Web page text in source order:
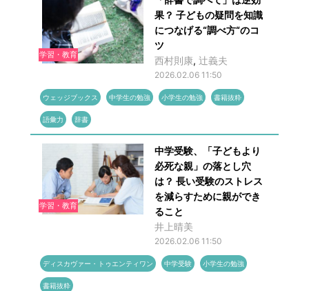
学習・教育
果？ 子どもの疑問を知識
につなげる“調べ方“のコ
ツ
西村則康, 辻󠄀義夫
2026.02.06 11:50
ウェッジブックス 中学生の勉強 小学生の勉強 書籍抜粋
語彙力 辞書
学習・教育
中学受験、「子どもより
必死な親」の落とし穴
は？ 長い受験のストレス
を減らすために親ができ
ること
井上晴美
2026.02.06 11:50
ディスカヴァー・トゥエンティワン 中学受験 小学生の勉強
書籍抜粋